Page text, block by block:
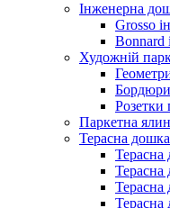
Інженерна
Grosso
Bonnard
Художній
Бордюри
Розетки
Паркетна
Терасна дошка
Терасна
Терасна
Терасна
Терасна